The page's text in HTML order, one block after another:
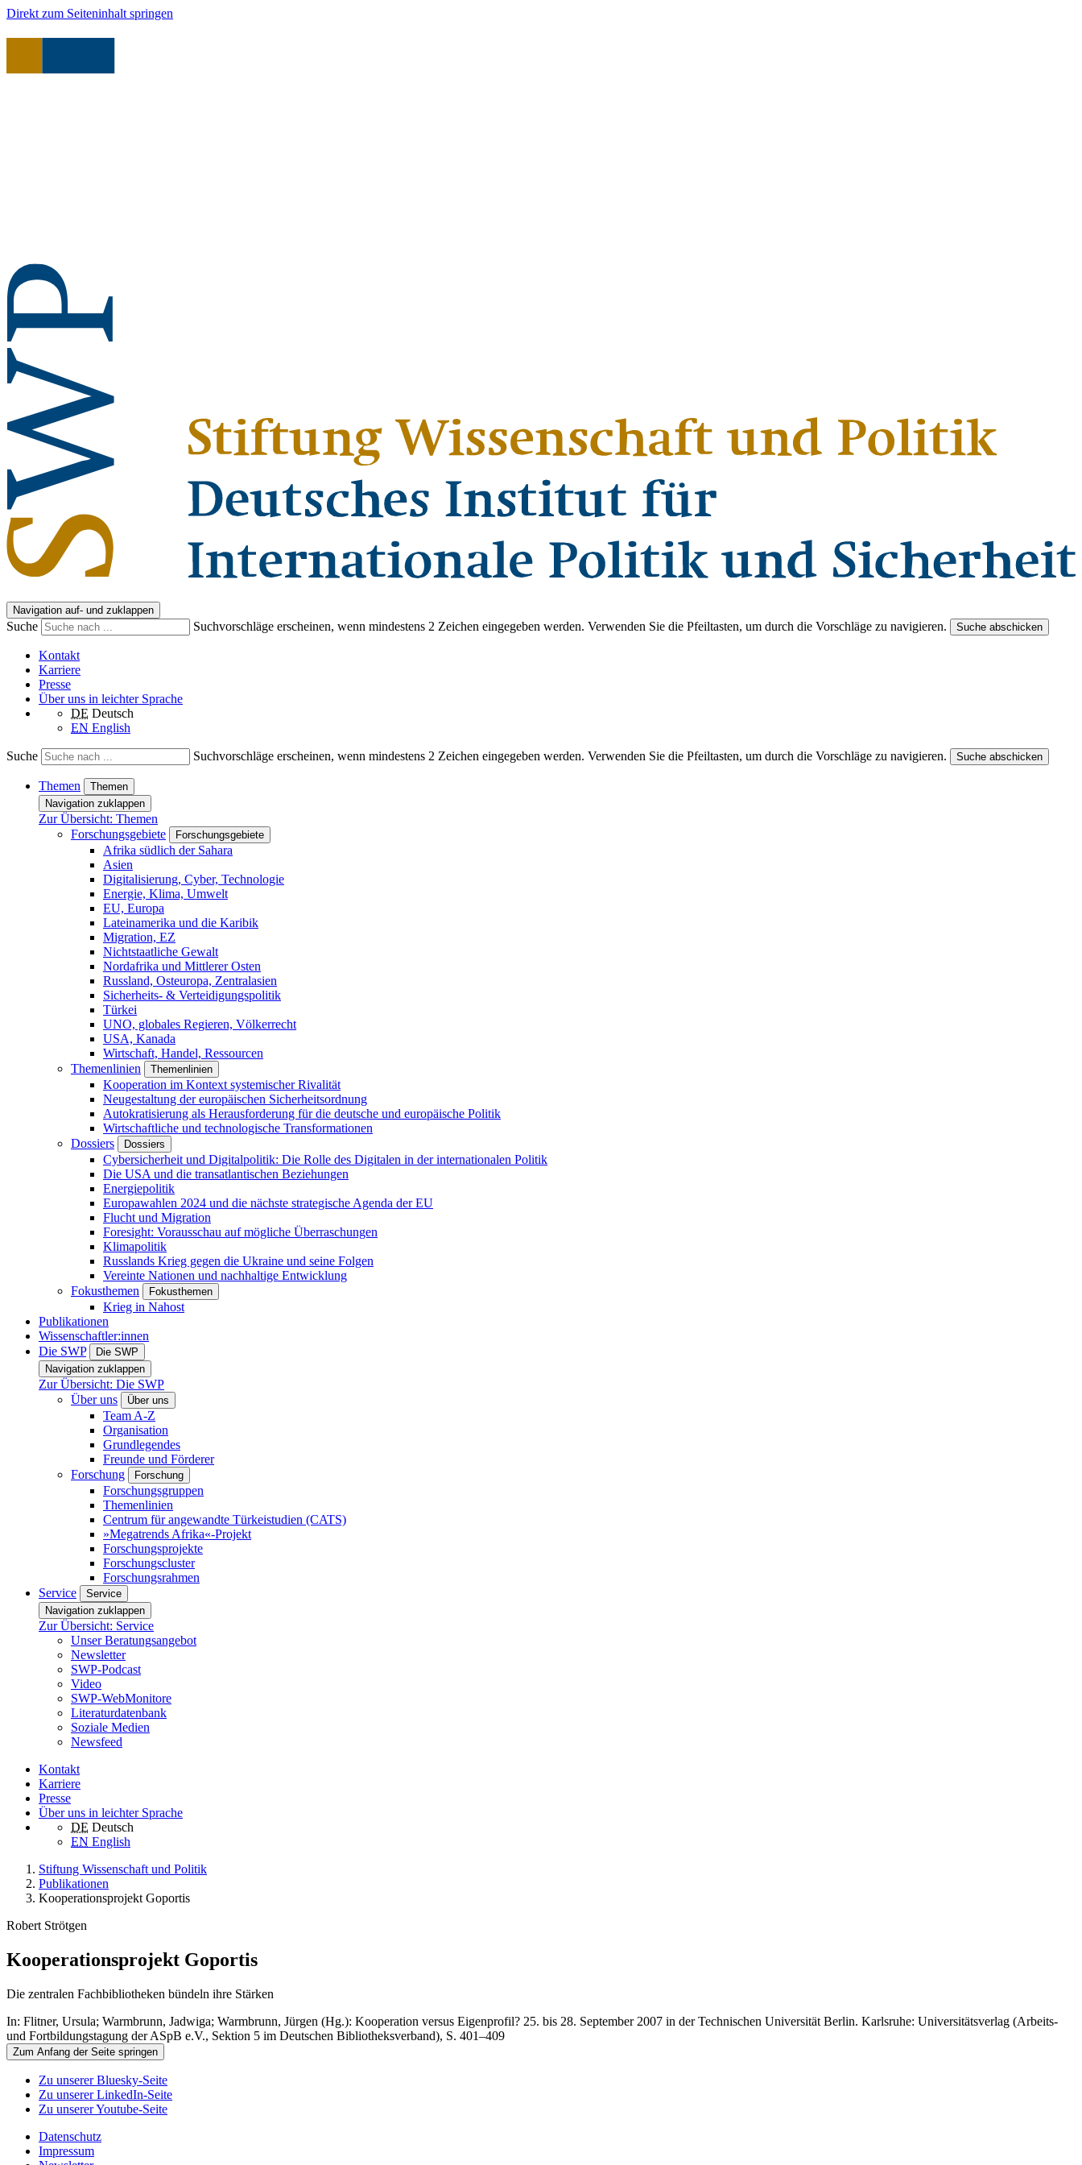
Direkt zum Seiteninhalt springen
Navigation auf- und zuklappen
Suche Suchvorschläge erscheinen, wenn mindestens 2 Zeichen eingegeben werden. Verwenden Sie die Pfeiltasten, um durch die Vorschläge zu navigieren. Suche abschicken
Kontakt
Karriere
Presse
Über uns in leichter Sprache
DE Deutsch
EN English
Suche Suchvorschläge erscheinen, wenn mindestens 2 Zeichen eingegeben werden. Verwenden Sie die Pfeiltasten, um durch die Vorschläge zu navigieren. Suche abschicken
Themen
Themen
Navigation zuklappen
Zur Übersicht: Themen
Forschungsgebiete
Forschungsgebiete
Afrika südlich der Sahara
Asien
Digitalisierung, Cyber, Technologie
Energie, Klima, Umwelt
EU, Europa
Lateinamerika und die Karibik
Migration, EZ
Nichtstaatliche Gewalt
Nordafrika und Mittlerer Osten
Russland, Osteuropa, Zentralasien
Sicherheits- & Verteidigungspolitik
Türkei
UNO, globales Regieren, Völkerrecht
USA, Kanada
Wirtschaft, Handel, Ressourcen
Themenlinien
Themenlinien
Kooperation im Kontext systemischer Rivalität
Neugestaltung der europäischen Sicherheitsordnung
Autokratisierung als Herausforderung für die deutsche und europäische Politik
Wirtschaftliche und technologische Transformationen
Dossiers
Dossiers
Cybersicherheit und Digitalpolitik: Die Rolle des Digitalen in der internationalen Politik
Die USA und die transatlantischen Beziehungen
Energiepolitik
Europawahlen 2024 und die nächste strategische Agenda der EU
Flucht und Migration
Foresight: Vorausschau auf mögliche Überraschungen
Klimapolitik
Russlands Krieg gegen die Ukraine und seine Folgen
Vereinte Nationen und nachhaltige Entwicklung
Fokusthemen
Fokusthemen
Krieg in Nahost
Publikationen
Wissenschaftler:innen
Die SWP
Die SWP
Navigation zuklappen
Zur Übersicht: Die SWP
Über uns
Über uns
Team A-Z
Organisation
Grundlegendes
Freunde und Förderer
Forschung
Forschung
Forschungsgruppen
Themenlinien
Centrum für angewandte Türkeistudien (CATS)
»Megatrends Afrika«-Projekt
Forschungsprojekte
Forschungscluster
Forschungsrahmen
Service
Service
Navigation zuklappen
Zur Übersicht: Service
Unser Beratungsangebot
Newsletter
SWP-Podcast
Video
SWP-WebMonitore
Literaturdatenbank
Soziale Medien
Newsfeed
Kontakt
Karriere
Presse
Über uns in leichter Sprache
DE Deutsch
EN English
Stiftung Wissenschaft und Politik
Publikationen
Kooperationsprojekt Goportis
Robert Strötgen
Kooperationsprojekt Goportis
Die zentralen Fachbibliotheken bündeln ihre Stärken
In: Flitner, Ursula; Warmbrunn, Jadwiga; Warmbrunn, Jürgen (Hg.): Kooperation versus Eigenprofil? 25. bis 28. September 2007 in der Technischen Universität Berlin. Karlsruhe: Universitätsverlag (Arbeits-
und Fortbildungstagung der ASpB e.V., Sektion 5 im Deutschen Bibliotheksverband), S. 401–409
Zum Anfang der Seite springen
Zu unserer Bluesky-Seite
Zu unserer LinkedIn-Seite
Zu unserer Youtube-Seite
Datenschutz
Impressum